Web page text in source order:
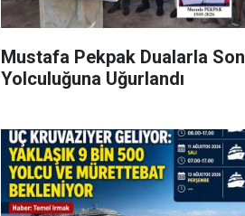
Mustafa Pekpak Dualarla Son
Yolculuğuna Uğurlandı